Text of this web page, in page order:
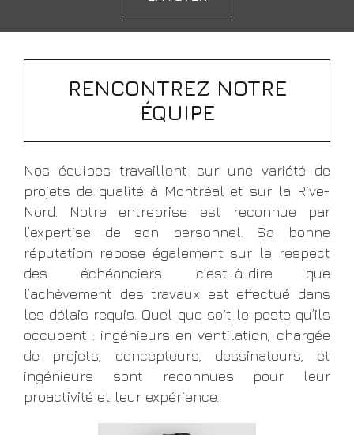
RENCONTREZ NOTRE
ÉQUIPE
Nos équipes travaillent sur une variété de
projets de qualité à Montréal et sur la Rive-
Nord. Notre entreprise est reconnue par
l’expertise de son personnel. Sa bonne
réputation repose également sur le respect
des échéanciers c’est-à-dire que
l’achèvement des travaux est effectué dans
les délais requis. Quel que soit le poste qu’ils
occupent : ingénieurs en ventilation, chargée
de projets, concepteurs, dessinateurs, et
ingénieurs sont reconnues pour leur
proactivité et leur expérience.